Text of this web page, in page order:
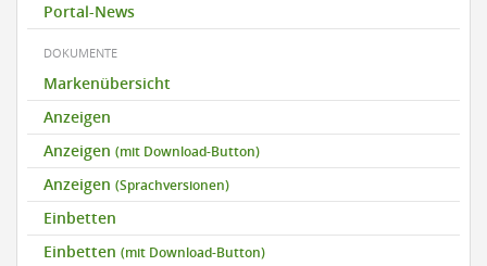
Portal-News
DOKUMENTE
Markenübersicht
Anzeigen
Anzeigen (mit Download-Button)
Anzeigen (Sprachversionen)
Einbetten
Einbetten (mit Download-Button)